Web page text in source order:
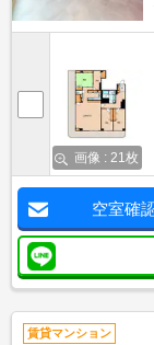
画像 : 21枚
空室確
賃貸マンション